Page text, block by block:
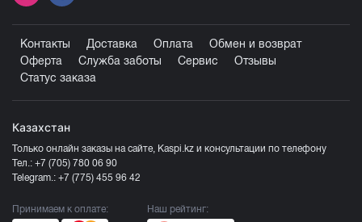
Контакты Доставка Оплата
Обмен и возврат
Оферта
Служба заботы Сервис
Отзывы
Статус заказа
Казахстан
Только онлайн заказы на сайте, Kaspi.kz и консультации по телефону
Тел.: +7 (705) 780 06 90
Telegram.: +7 (775) 455 96 42
Принимаем к оплате: Наш рейтинг: